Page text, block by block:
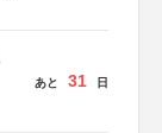
あと 31 日